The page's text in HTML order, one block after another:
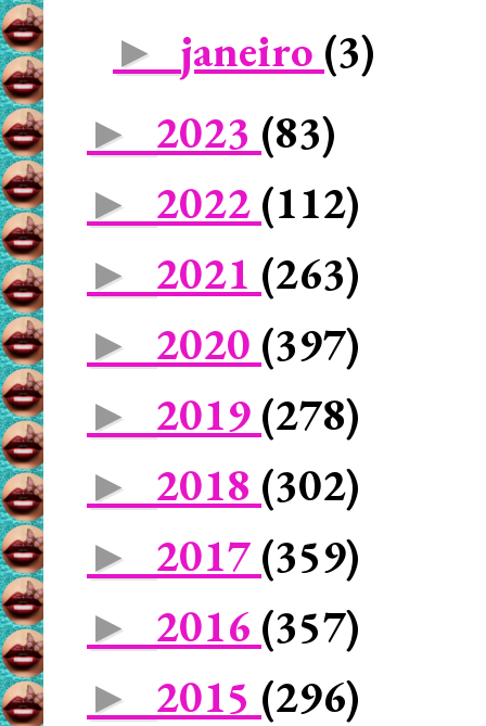
► janeiro (3)
► 2023 (83)
► 2022 (112)
► 2021 (263)
► 2020 (397)
► 2019 (278)
► 2018 (302)
► 2017 (359)
► 2016 (357)
► 2015 (296)